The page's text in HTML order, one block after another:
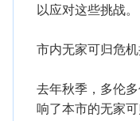
以应对这些挑战。
市内无家可归危
去年秋季，多伦
响了本市的无家可